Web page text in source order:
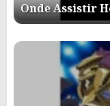
Onde Assistir